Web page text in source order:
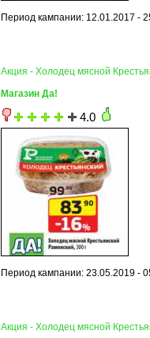
Период кампании: 12.01.2017 -
Акция - Холодец мясной
Магазин Да!
4.0
Период кампании: 23.05.2019 -
Акция - Холодец мясной